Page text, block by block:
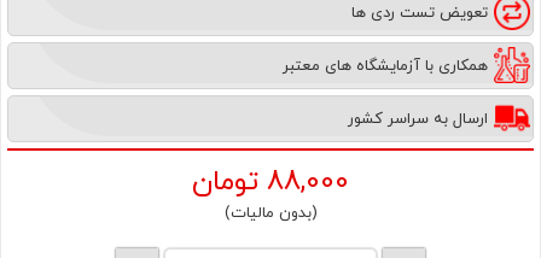
تعویض تست ردی ها
همکاری با آزمایشگاه های معتبر
ارسال به سراسر کشور
88,000 تومان
(بدون مالیات)